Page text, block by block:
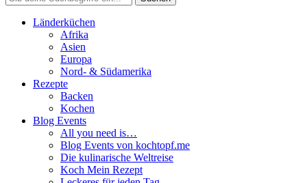
Länderküchen
Afrika
Asien
Europa
Nord- & Südamerika
Rezepte
Backen
Kochen
Blog Events
All you need is…
Blog Events von kochtopf.me
Die kulinarische Weltreise
Koch Mein Rezept